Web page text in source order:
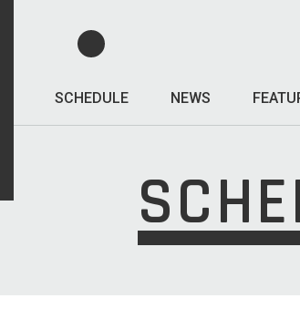
SCHEDULE NEWS